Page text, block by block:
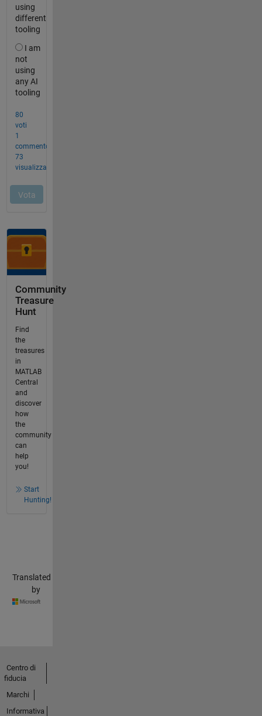
Community
Treasure
Hunt
Find
the
treasures
in
MATLAB
Central
and
discover
how
the
community
can
help
you!
Start
Hunting!
Translated
by
Centro di
fiducia
Marchi
Informativa